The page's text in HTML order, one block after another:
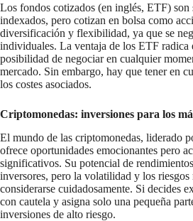
Los fondos cotizados (en inglés, ETF) son
indexados, pero cotizan en bolsa como
diversificación y flexibilidad, ya que se
individuales. La ventaja de los ETF
posibilidad de negociar en cualquier
mercado. Sin embargo, hay que tener en
los costes asociados.
Criptomonedas: inversiones para los
El mundo de las criptomonedas, liderado
ofrece oportunidades emocionantes pero
significativos. Su potencial de
inversores, pero la volatilidad y los riesgos
considerarse cuidadosamente. Si decides
con cautela y asigna solo una pequeña
inversiones de alto riesgo.